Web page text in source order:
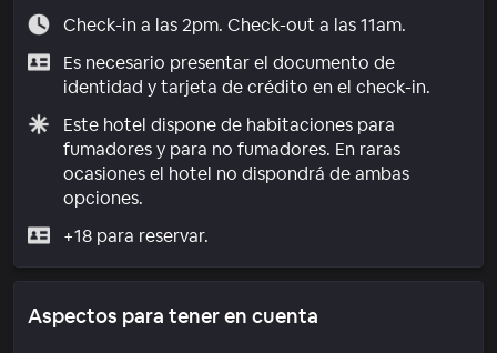
Check-in a las 2pm. Check-out a las 11am.
Es necesario presentar el documento de
identidad y tarjeta de crédito en el check-in.
Este hotel dispone de habitaciones para
fumadores y para no fumadores. En raras
ocasiones el hotel no dispondrá de ambas
opciones.
+18 para reservar.
Aspectos para tener en cuenta